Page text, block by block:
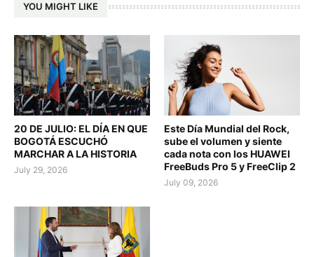
YOU MIGHT LIKE
20 DE JULIO: EL DÍA EN QUE
BOGOTÁ ESCUCHÓ
MARCHAR A LA HISTORIA
July 29, 2026
Este Día Mundial del Rock,
sube el volumen y siente
cada nota con los HUAWEI
FreeBuds Pro 5 y FreeClip 2
July 09, 2026